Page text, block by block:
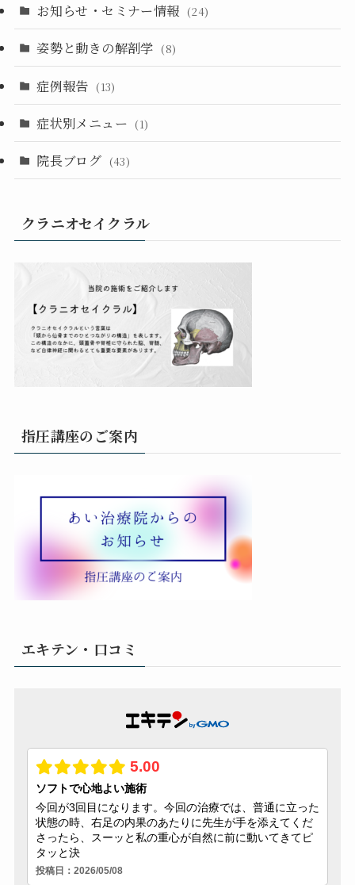
お知らせ・セミナー情報 (24)
姿勢と動きの解剖学 (8)
症例報告 (13)
症状別メニュー (1)
院長ブログ (43)
クラニオセイクラル
指圧講座のご案内
エキテン・口コミ